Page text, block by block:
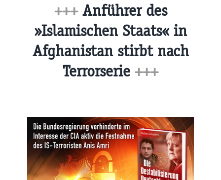
+++ Anführer des
»Islamischen Staats« in
Afghanistan stirbt nach
Terrorserie +++